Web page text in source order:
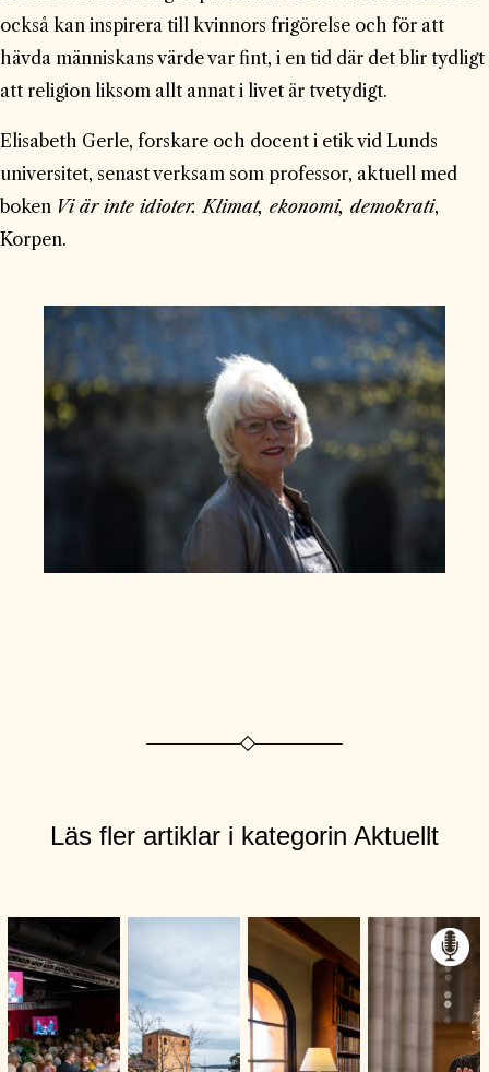
också kan inspirera till kvinnors frigörelse och för att
hävda människans värde var fint, i en tid där det blir tydligt
att religion liksom allt annat i livet är tvetydigt.
Elisabeth Gerle, forskare och docent i etik vid Lunds
universitet, senast verksam som professor, aktuell med
boken Vi är inte idioter. Klimat, ekonomi, demokrati,
Korpen.
Läs fler artiklar i kategorin Aktuellt